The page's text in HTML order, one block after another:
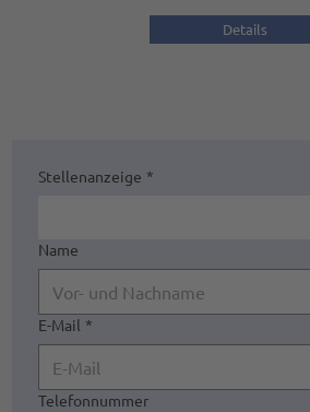
Details
Stellenanzeige *
Name
E-Mail *
Telefonnummer